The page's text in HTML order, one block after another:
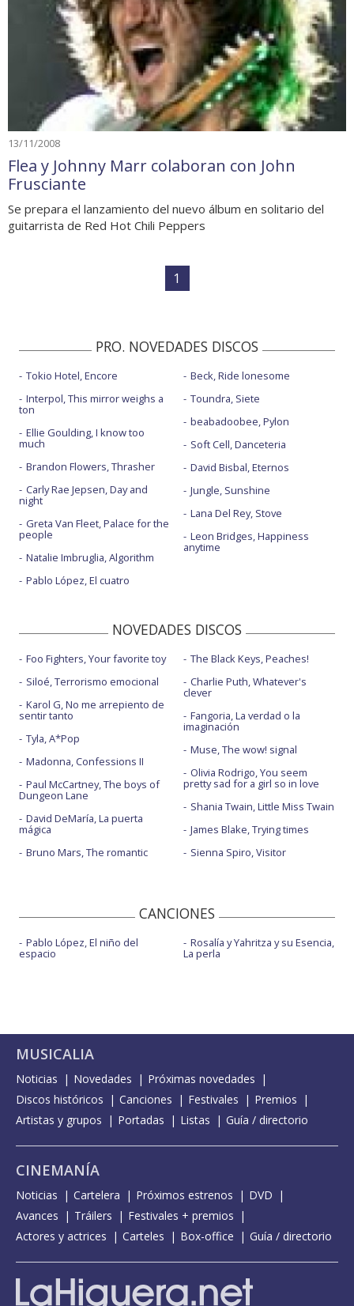
13/11/2008
Flea y Johnny Marr colaboran con John
Frusciante
Se prepara el lanzamiento del nuevo álbum en solitario del
guitarrista de Red Hot Chili Peppers
1
PRO. NOVEDADES DISCOS
Tokio Hotel, Encore
Interpol, This mirror weighs a
ton
Ellie Goulding, I know too
much
Brandon Flowers, Thrasher
Carly Rae Jepsen, Day and
night
Greta Van Fleet, Palace for the
people
Natalie Imbruglia, Algorithm
Pablo López, El cuatro
Beck, Ride lonesome
Toundra, Siete
beabadoobee, Pylon
Soft Cell, Danceteria
David Bisbal, Eternos
Jungle, Sunshine
Lana Del Rey, Stove
Leon Bridges, Happiness
anytime
NOVEDADES DISCOS
Foo Fighters, Your favorite toy
Siloé, Terrorismo emocional
Karol G, No me arrepiento de
sentir tanto
Tyla, A*Pop
Madonna, Confessions II
Paul McCartney, The boys of
Dungeon Lane
David DeMaría, La puerta
mágica
Bruno Mars, The romantic
The Black Keys, Peaches!
Charlie Puth, Whatever's
clever
Fangoria, La verdad o la
imaginación
Muse, The wow! signal
Olivia Rodrigo, You seem
pretty sad for a girl so in love
Shania Twain, Little Miss Twain
James Blake, Trying times
Sienna Spiro, Visitor
CANCIONES
Pablo López, El niño del
espacio
Rosalía y Yahritza y su Esencia,
La perla
MUSICALIA
Noticias Novedades
Próximas novedades
Discos históricos
Canciones Festivales
Premios
Artistas y grupos
Portadas Listas Guía / directorio
CINEMANÍA
Noticias Cartelera Próximos estrenos
DVD
Avances
Tráilers
Festivales + premios
Actores y actrices
Carteles Box-office Guía / directorio